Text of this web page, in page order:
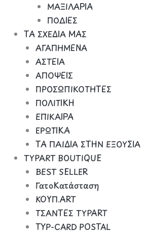
ΜΑΞΙΛΑΡΙΑ
ΠΟΔΙΕΣ
ΤΑ ΣΧΕΔΙΑ ΜΑΣ
ΑΓΑΠΗΜΕΝΑ
ΑΣΤΕΙΑ
ΑΠΟΨΕΙΣ
ΠΡΟΣΩΠΙΚΟΤΗΤΕΣ
ΠΟΛΙΤΙΚΗ
ΕΠΙΚΑΙΡΑ
ΕΡΩΤΙΚΑ
ΤΑ ΠΑΙΔΙΑ ΣΤΗΝ ΕΞΟΥΣΙΑ
TYPART BOUTIQUE
BEST SELLER
ΓατοΚατάσταση
ΚΟΥΠ.ART
ΤΣΑΝΤΕΣ TYPART
TYP-CARD POSTAL